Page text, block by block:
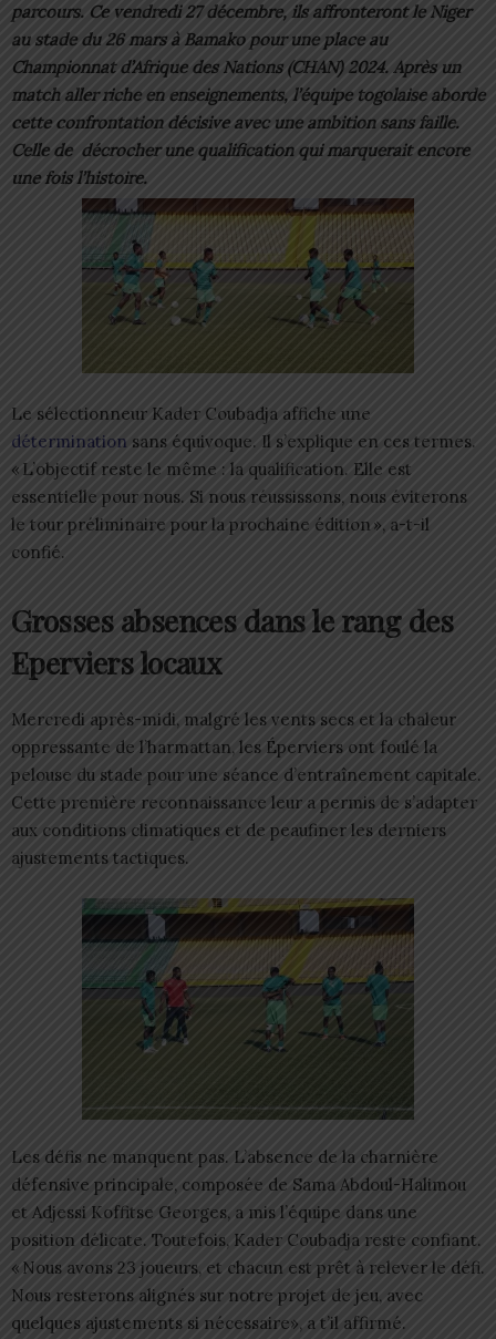
parcours. Ce vendredi 27 décembre, ils affronteront le Niger
au stade du 26 mars à Bamako pour une place au
Championnat d’Afrique des Nations (CHAN) 2024. Après un
match aller riche en enseignements, l’équipe togolaise aborde
cette confrontation décisive avec une ambition sans faille.
Celle de décrocher une qualification qui marquerait encore
une fois l’histoire.
Le sélectionneur Kader Coubadja affiche une
détermination sans équivoque. Il s’explique en ces termes.
« L’objectif reste le même : la qualification. Elle est
essentielle pour nous. Si nous réussissons, nous éviterons
le tour préliminaire pour la prochaine édition », a-t-il
confié.
Grosses absences dans le rang des
Eperviers locaux
Mercredi après-midi, malgré les vents secs et la chaleur
oppressante de l’harmattan, les Éperviers ont foulé la
pelouse du stade pour une séance d’entraînement capitale.
Cette première reconnaissance leur a permis de s’adapter
aux conditions climatiques et de peaufiner les derniers
ajustements tactiques.
Les défis ne manquent pas. L’absence de la charnière
défensive principale, composée de Sama Abdoul-Halimou
et Adjessi Koffitse Georges, a mis l’équipe dans une
position délicate. Toutefois, Kader Coubadja reste confiant.
« Nous avons 23 joueurs, et chacun est prêt à relever le défi.
Nous resterons alignés sur notre projet de jeu, avec
quelques ajustements si nécessaire», a t’il affirmé.